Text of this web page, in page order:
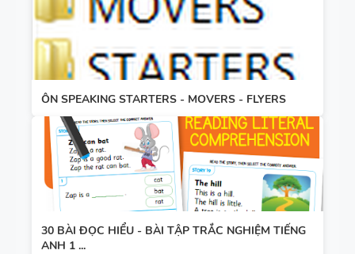
ÔN SPEAKING STARTERS - MOVERS - FLYERS
30 BÀI ĐỌC HIỂU - BÀI TẬP TRẮC NGHIỆM TIẾNG
ANH 1 ...